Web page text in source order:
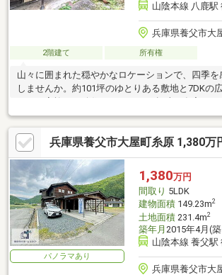
山陰本線 八鹿駅
兵庫県養父市大
2階建て 所有権
山々に囲まれた穏やかなロケーションで、四季を
しませんか。約101坪のゆとりある敷地と7DKの
すすめ。別荘や…
兵庫県養父市大屋町糸原 1,380万
パノラマあり
1,380万円
間取り 5LDK
建物面積149.23m2
土地面積231.4m2
築年月 2015年4月(
山陰本線 養父駅
兵庫県養父市大